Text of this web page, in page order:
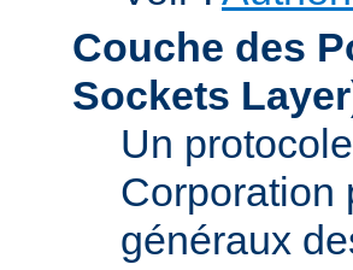
Couche des
Sockets
Un
Corporation
généraux